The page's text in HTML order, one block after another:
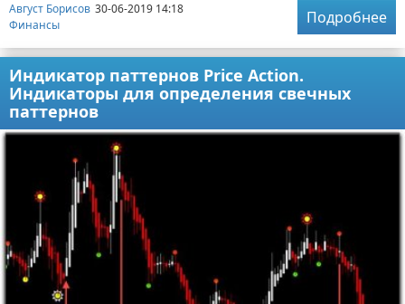
Август Борисов 30-06-2019 14:18
Финансы
Подробнее
Индикатор паттернов Price Action.
Индикаторы для определения свечных
паттернов